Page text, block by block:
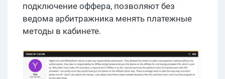
подключение оффера, позволяют без
ведома арбитражника менять платежные
методы в кабинете.